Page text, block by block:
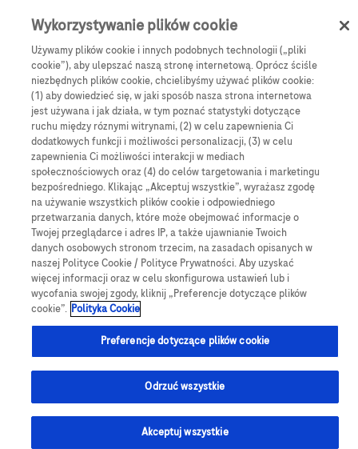
Skip to main content Menu
e-Sklep
Monitorowanie stężenia glukozy
Nakłuwacze i lancety
Lancety Accu-Chek Safe T-Pro Plus (200 szt.)
Lancety Accu-Chek
Safe T-Pro Plus (200
szt.)
Sterylne lancety jednorazowe z regulacją głębokości
nakłucia do pobierania krwi kapilarnej z opuszki palca.
Wykorzystywanie plików cookie
Używamy plików cookie i innych podobnych technologii („pliki
cookie”), aby ulepszać naszą stronę internetową. Oprócz ściśle
niezbędnych plików cookie, chcielibyśmy używać plików cookie:
(1) aby dowiedzieć się, w jaki sposób nasza strona internetowa
jest używana i jak działa, w tym poznać statystyki dotyczące
ruchu między róznymi witrynami, (2) w celu zapewnienia Ci
dodatkowych funkcji i możliwości personalizacji, (3) w celu
zapewnienia Ci możliwości interakcji w mediach
społecznościowych oraz (4) do celów targetowania i marketingu
bezpośredniego. Klikając „Akceptuj wszystkie”, wyrażasz zgodę
na używanie wszystkich plików cookie i odpowiedniego
przetwarzania danych, które może obejmować informacje o
Twojej przeglądarce i adres IP, a także ujawnianie Twoich
danych osobowych stronom trzecim, na zasadach opisanych w
naszej Polityce Cookie / Polityce Prywatności. Aby uzyskać
więcej informacji oraz w celu skonfigurowa ustawień lub i
wycofania swojej zgody, kliknij „Preferencje dotyczące plików
cookie”. Polityka Cookie
Preferencje dotyczące plików cookie
Odrzuć wszystkie
Akceptuj wszystkie